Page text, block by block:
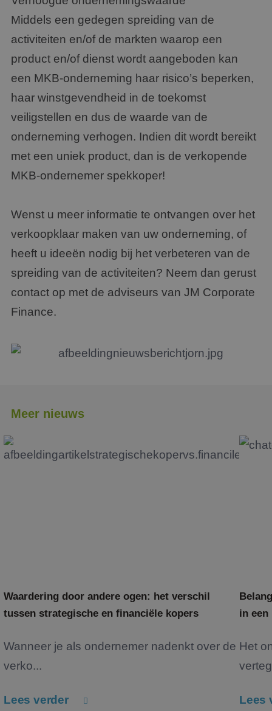
Middels een gedegen spreiding van de
activiteiten en/of de markten waarop een
product en/of dienst wordt aangeboden kan
een MKB-onderneming haar risico’s beperken,
haar winstgevendheid in de toekomst
veiligstellen en dus de waarde van de
onderneming verhogen. Indien dit wordt bereikt
met een uniek product, dan is de verkopende
MKB-ondernemer spekkoper!
Wenst u meer informatie te ontvangen over het
verkoopklaar maken van uw onderneming, of
heeft u ideeën nodig bij het verbeteren van de
spreiding van de activiteiten? Neem dan gerust
contact op met de adviseurs van JM Corporate
Finance.
Meer nieuws
Waardering door andere ogen: het verschil
tussen strategische en financiële kopers
Wanneer je als ondernemer nadenkt over de
verko...
Lees verder
in een
Het
Lees